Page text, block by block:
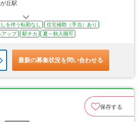
丘駅
を伴う転勤なし
住宅補助（手当）あり
アップ 駅チカ 夏～秋入職可
最新の募集状況を問い合わせる
保存する